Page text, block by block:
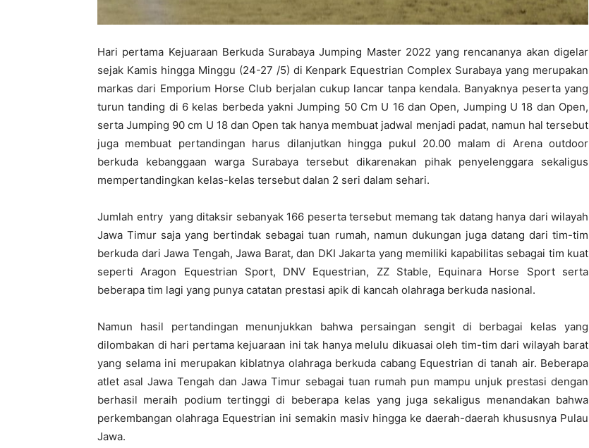
Hari pertama Kejuaraan Berkuda Surabaya Jumping Master 2022 yang rencananya akan digelar
sejak Kamis hingga Minggu (24-27 /5) di Kenpark Equestrian Complex Surabaya yang merupakan
markas dari Emporium Horse Club berjalan cukup lancar tanpa kendala. Banyaknya peserta yang
turun tanding di 6 kelas berbeda yakni Jumping 50 Cm U 16 dan Open, Jumping U 18 dan Open,
serta Jumping 90 cm U 18 dan Open tak hanya membuat jadwal menjadi padat, namun hal tersebut
juga membuat pertandingan harus dilanjutkan hingga pukul 20.00 malam di Arena outdoor
berkuda kebanggaan warga Surabaya tersebut dikarenakan pihak penyelenggara sekaligus
mempertandingkan kelas-kelas tersebut dalan 2 seri dalam sehari.
Jumlah entry yang ditaksir sebanyak 166 peserta tersebut memang tak datang hanya dari wilayah
Jawa Timur saja yang bertindak sebagai tuan rumah, namun dukungan juga datang dari tim-tim
berkuda dari Jawa Tengah, Jawa Barat, dan DKI Jakarta yang memiliki kapabilitas sebagai tim kuat
seperti Aragon Equestrian Sport, DNV Equestrian, ZZ Stable, Equinara Horse Sport serta
beberapa tim lagi yang punya catatan prestasi apik di kancah olahraga berkuda nasional.
Namun hasil pertandingan menunjukkan bahwa persaingan sengit di berbagai kelas yang
dilombakan di hari pertama kejuaraan ini tak hanya melulu dikuasai oleh tim-tim dari wilayah barat
yang selama ini merupakan kiblatnya olahraga berkuda cabang Equestrian di tanah air. Beberapa
atlet asal Jawa Tengah dan Jawa Timur sebagai tuan rumah pun mampu unjuk prestasi dengan
berhasil meraih podium tertinggi di beberapa kelas yang juga sekaligus menandakan bahwa
perkembangan olahraga Equestrian ini semakin masiv hingga ke daerah-daerah khususnya Pulau
Jawa.